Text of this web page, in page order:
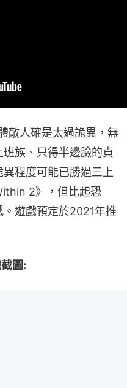
敵人確是太過詭異，無
族、只得半邊臉的貞
程度可能已勝過三上
2》，但比起恐
遊戲預定於2021年推
圖: